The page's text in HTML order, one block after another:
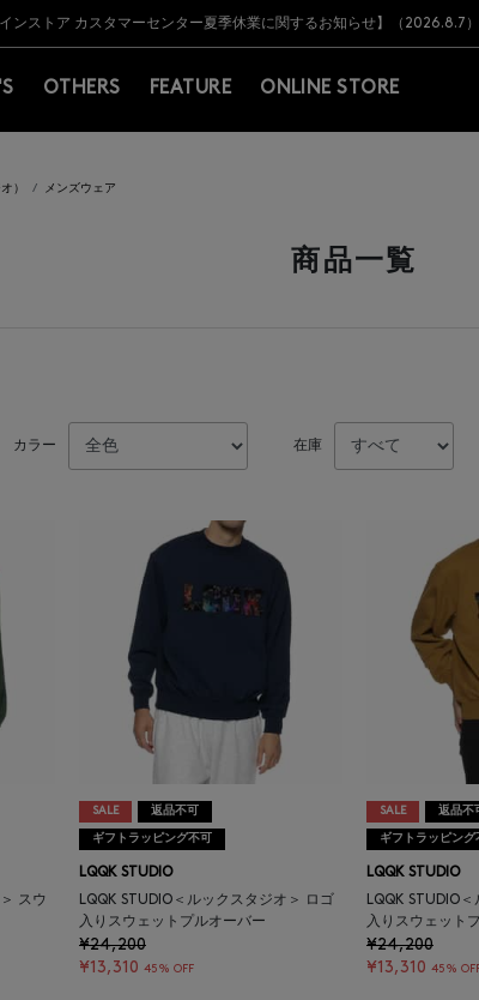
＞会員のお客様は11,000円（税込）以上のお買上げで常時送料無料
【夏季休業に伴う出荷一時停止のお知らせ】(2026.8.7)
インストア カスタマーセンター夏季休業に関するお知らせ】（2026.8.7）
季休業に伴う返品・交換承り一時停止のお知らせ】（2026.8.5）
熊本県を中心とした地震の影響によるお荷物のお届けについて
【開催中】SUMMER SALEのご案内・ご注意事項
＞会員のお客様は11,000円（税込）以上のお買上げで常時送料無料
【夏季休業に伴う出荷一時停止のお知らせ】(2026.8.7)
OTHERS FEATURE ONLINE STORE
） メンズウェア
商品一覧
カラー 在庫
スウ
SALE 返品不可
ギフトラッピング不可
LQQK STUDIO
LQQK STUDIO＜ルックスタジオ＞ ロゴ
入りスウェットプルオーバー
¥24,200
¥13,310 45% OFF
SALE 返品不
ギフトラッピング
LQQK STUDIO
LQQK STUDIO
入りスウェット
¥24,200
¥13,310 45%